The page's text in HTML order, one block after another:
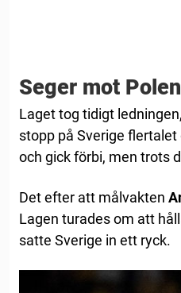
Seger mot Polen
Laget tog tidigt
stopp på Sverige
och gick förbi, men trots
Det efter att målvakten
Lagen turades om att
satte Sverige in ett ryck.